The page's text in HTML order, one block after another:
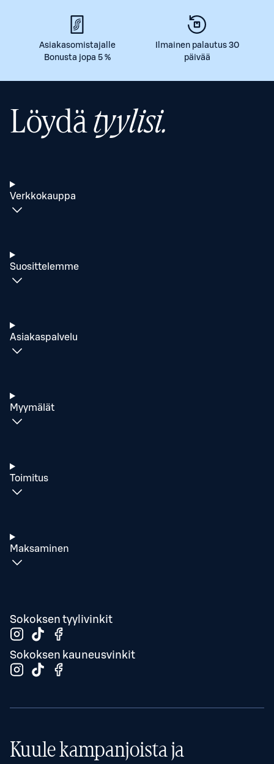
Asiakasomistajalle
Bonusta jopa 5 %
Ilmainen palautus 30
päivää
Löydätyylisi.
Verkkokauppa
Suosittelemme
Asiakaspalvelu
Myymälät
Toimitus
Maksaminen
Sokoksen tyylivinkit
Sokoksen kauneusvinkit
Kuule kampanjoista ja